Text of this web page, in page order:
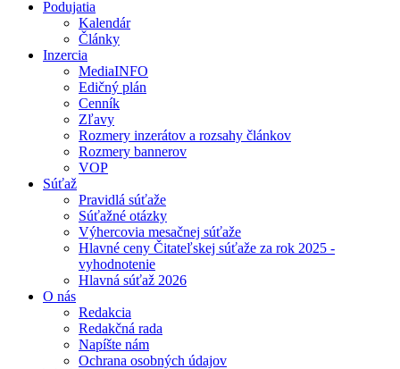
Podujatia
Kalendár
Články
Inzercia
MediaINFO
Edičný plán
Cenník
Zľavy
Rozmery inzerátov a rozsahy článkov
Rozmery bannerov
VOP
Súťaž
Pravidlá súťaže
Súťažné otázky
Výhercovia mesačnej súťaže
Hlavné ceny Čitateľskej súťaže za rok 2025 -
vyhodnotenie
Hlavná súťaž 2026
O nás
Redakcia
Redakčná rada
Napíšte nám
Ochrana osobných údajov